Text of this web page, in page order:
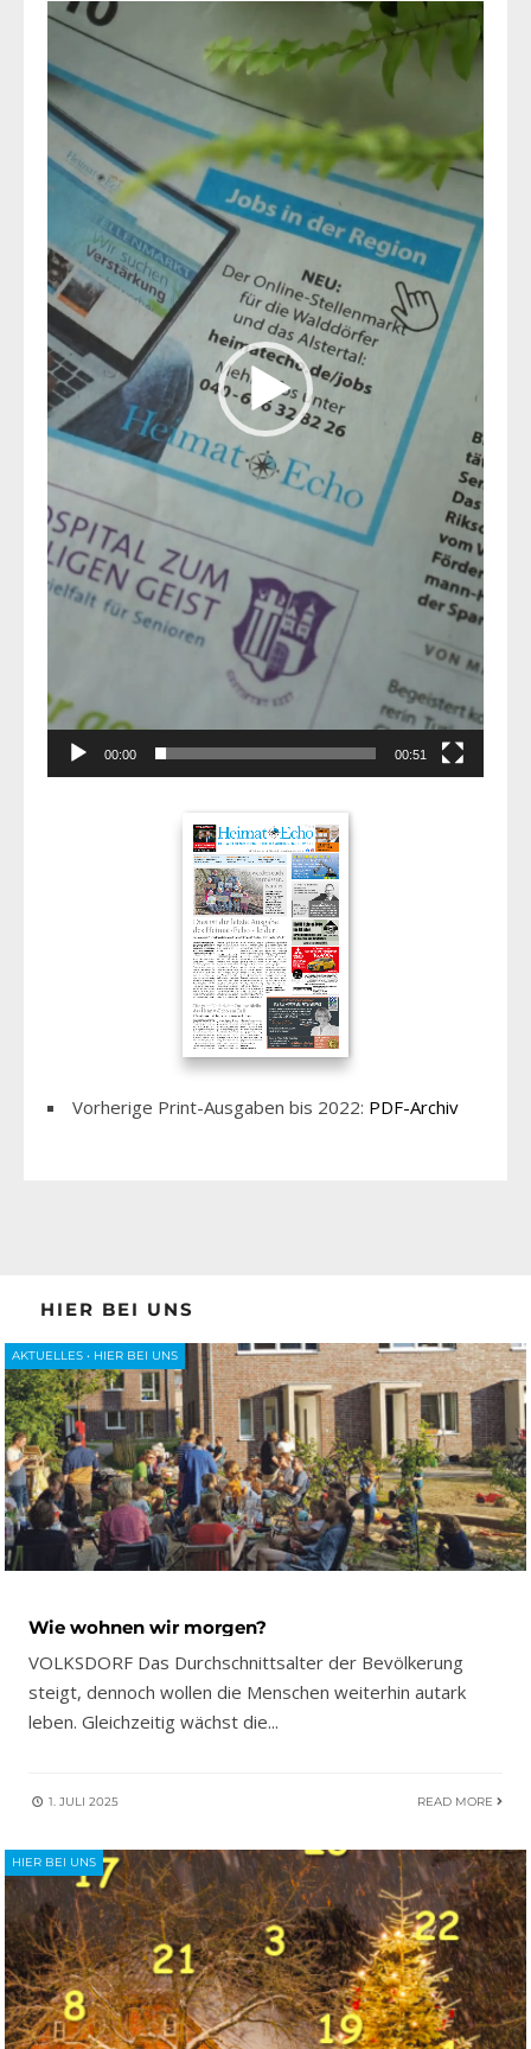
Player
00:00 00:51
Vorherige Print-Ausgaben bis 2022: PDF-Archiv
HIER BEI UNS
AKTUELLES • HIER BEI UNS
Wie wohnen wir morgen?
VOLKSDORF Das Durchschnittsalter der Bevölkerung
steigt, dennoch wollen die Menschen weiterhin autark
leben. Gleichzeitig wächst die...
1. JULI 2025 READ MORE
HIER BEI UNS